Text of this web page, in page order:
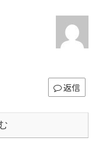
返信